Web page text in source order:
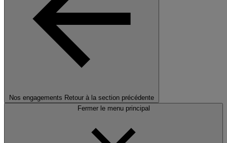
Nos engagements Retour à la section précédente
Fermer le menu principal